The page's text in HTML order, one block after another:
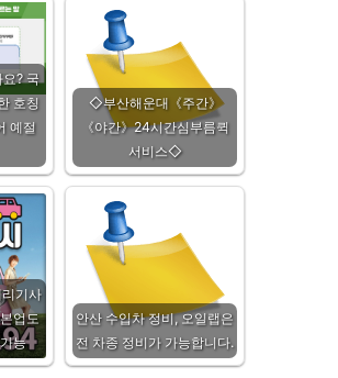
? 국
호칭
예절
◇부산해운대《주간》
《야간》24시간심부름퀵
서비스◇
기사
업도
능
안산 수입차 정비, 오일랩은
전 차종 정비가 가능합니다.